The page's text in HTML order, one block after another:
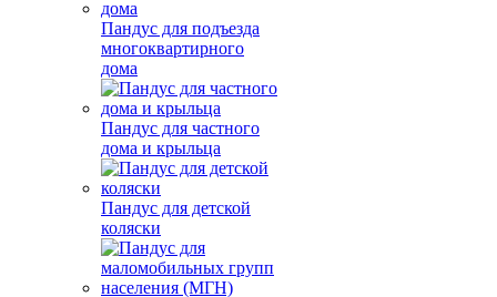
Пандус для подъезда
многоквартирного
дома
Пандус для частного
дома и крыльца
Пандус для детской
коляски